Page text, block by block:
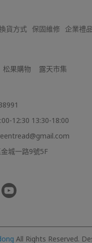
貨方式 保固維修 企業禮
松果購物    露天市集
12:30 13:30-18:00
城一路9號5F
All Rights Reserved.